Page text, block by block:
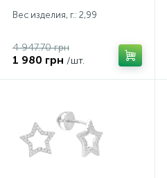
Вес изделия, г.: 2,99
4 947.70 грн
1 980 грн /шт.